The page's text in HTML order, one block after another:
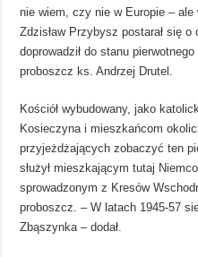
nie wiem, czy nie w Europie – ale
Zdzisław Przybysz postarał się
doprowadził do stanu
proboszcz ks. Andrzej Drutel.
Kościół wybudowany, jako
Kosieczyna i mieszkańcom
przyjeżdżających zobaczyć ten
służył mieszkającym tutaj
sprowadzonym z Kresów
proboszcz. – W latach 1945-57
Zbąszynka – dodał.